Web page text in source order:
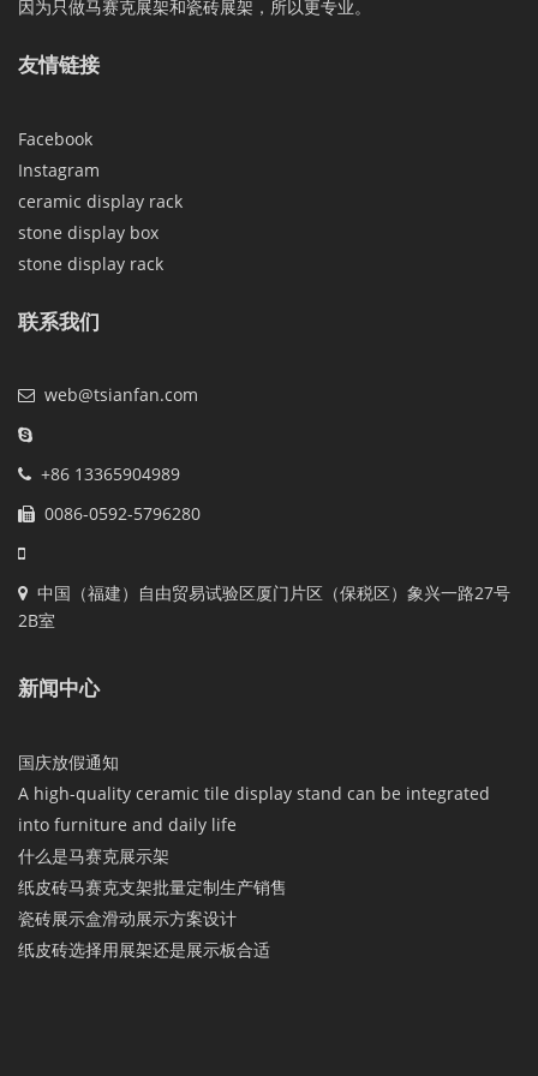
因为只做马赛克展架和瓷砖展架，所以更专业。
友情链接
Facebook
Instagram
ceramic display rack
stone display box
stone display rack
联系我们
web@tsianfan.com
+86 13365904989
0086-0592-5796280
中国（福建）自由贸易试验区厦门片区（保税区）象兴一路27号
2B室
新闻中心
国庆放假通知
A high-quality ceramic tile display stand can be integrated
into furniture and daily life
什么是马赛克展示架
纸皮砖马赛克支架批量定制生产销售
瓷砖展示盒滑动展示方案设计
纸皮砖选择用展架还是展示板合适